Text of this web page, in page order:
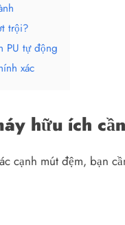
trội?
PU tự động
xác
hữu ích
cạnh mút đệm, bạn